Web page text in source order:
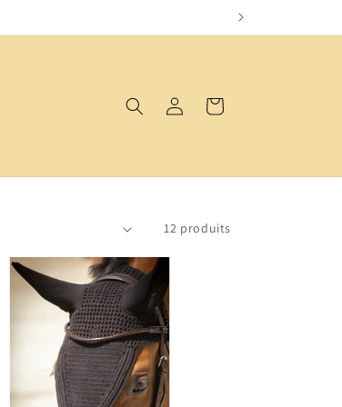
Connexion Panier
12 produits